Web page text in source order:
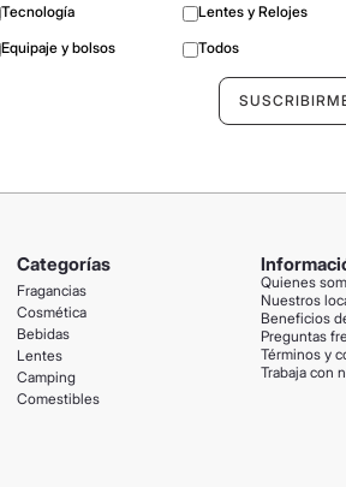
Tecnología
Lentes y Relojes
Equipaje y bolsos
Todos
Categorías
Fragancias
Cosmética
Bebidas
Lentes
Camping
Comestibles
Quienes
Nuestros
Beneficios
Preguntas
Términos y
Trabaja con